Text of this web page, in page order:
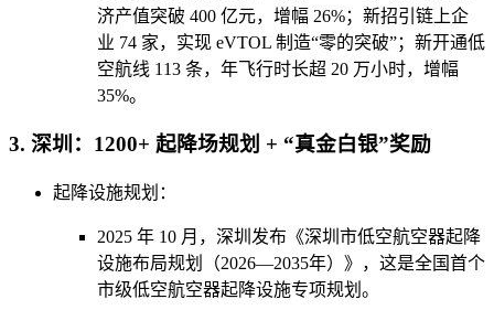
济产值突破 400 亿元，增幅 26%；新招引链上企
业 74 家，实现 eVTOL 制造“零的突破”；新开通低
空航线 113 条，年飞行时长超 20 万小时，增幅
35%。
3. 深圳：1200+ 起降场规划 + “真金白银”奖励
起降设施规划：
2025 年 10 月，深圳发布《深圳市低空航空器起降
设施布局规划（2026—2035年）》，这是全国首个
市级低空航空器起降设施专项规划。